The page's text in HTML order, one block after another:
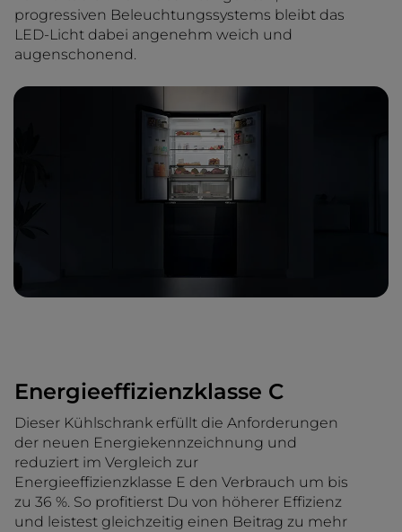
progressiven Beleuchtungssystems bleibt das
LED-Licht dabei angenehm weich und
augenschonend.
Energieeffizienzklasse C
Dieser Kühlschrank erfüllt die Anforderungen
der neuen Energiekennzeichnung und
reduziert im Vergleich zur
Energieeffizienzklasse E den Verbrauch um bis
zu 36 %. So profitierst Du von höherer Effizienz
und leistest gleichzeitig einen Beitrag zu mehr